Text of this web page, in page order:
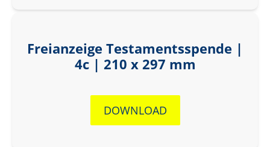
Freianzeige Testamentsspende |
4c | 210 x 297 mm
DOWNLOAD